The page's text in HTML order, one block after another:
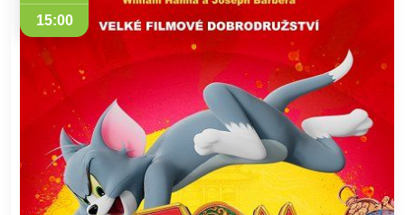
15:00